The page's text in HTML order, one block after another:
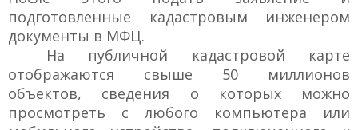
подготовленные кадастровым инженером
документы в МФЦ.
На публичной кадастровой карте
отображаются свыше 50 миллионов
объектов, сведения о которых можно
просмотреть с любого компьютера или